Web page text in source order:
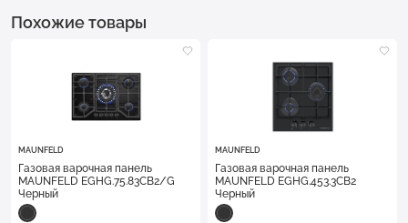
Похожие товары
MAUNFELD
Газовая варочная панель
MAUNFELD EGHG.75.83CB2/G
Черный
MAUNFELD
Газовая варочная панель
MAUNFELD EGHG.453.3CB2
Черный